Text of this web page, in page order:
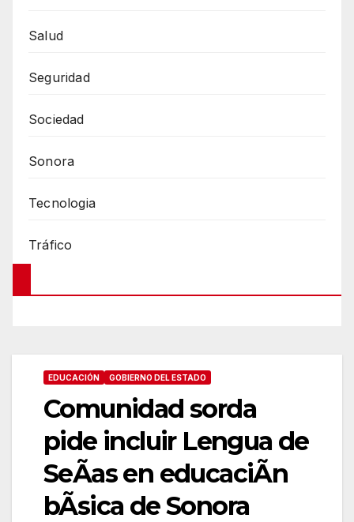
Salud
Seguridad
Sociedad
Sonora
Tecnologia
Tráfico
EDUCACIÓN GOBIERNO DEL ESTADO
Comunidad sorda
pide incluir Lengua de
SeÃas en educaciÃn
bÃsica de Sonora